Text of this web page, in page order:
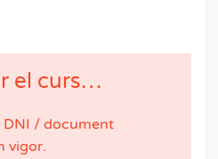
el curs…
DNI / document
vigor.